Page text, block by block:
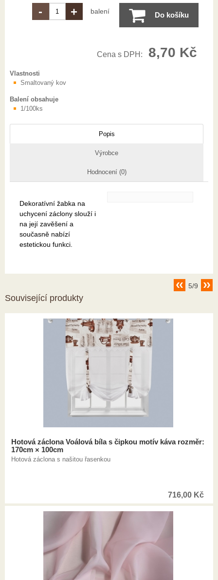
- + balení Do košíku
Cena s DPH: 8,70 Kč
Vlastnosti
Smaltovaný kov
Balení obsahuje
1/100ks
Popis
Výrobce
Hodnocení (0)
Dekoratívní žabka na
uchycení záclony slouží i
na její zavěšení a
současně nabízí
estetickou funkci.
5/9
Související produkty
Hotová záclona Voálová bíla s čipkou motív káva rozměr:
170cm × 100cm
Hotová záclona s našitou řasenkou
716,00 Kč